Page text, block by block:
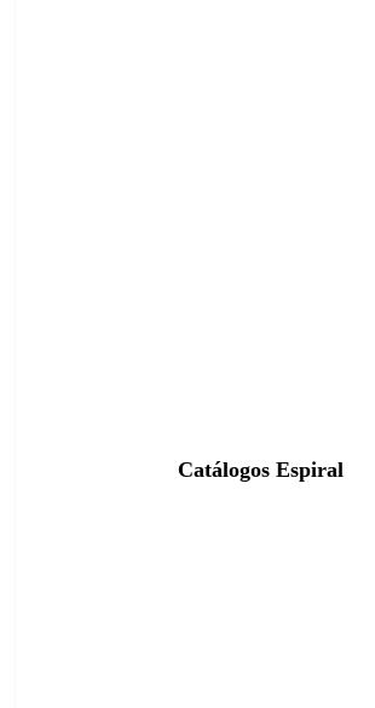
Catálogos Espiral